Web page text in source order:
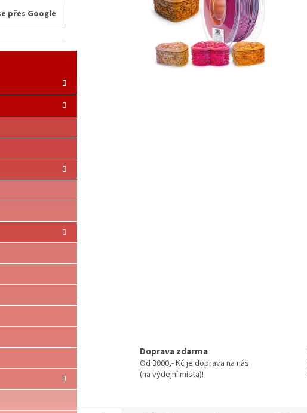
přes Google
Doprava zdarma
Od 3000,- Kč je doprava na nás
(na výdejní místa)!